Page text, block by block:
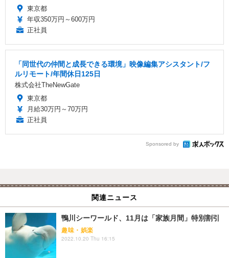
東京都
年収350万円～600万円
正社員
「同世代の仲間と成長できる環境」映像編集アシスタント/フ
ルリモート/年間休日125日
株式会社TheNewGate
東京都
月給30万円～70万円
正社員
Sponsored by
関連ニュース
鴨川シーワールド、11月は「家族月間」特別割引
趣味・娯楽
2022.10.20 Thu 16:15